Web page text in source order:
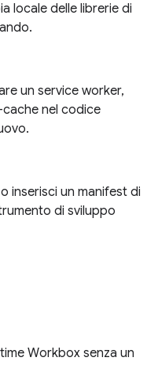
locale delle librerie di
un service worker,
nel codice
inserisci un manifest di
di sviluppo
Workbox senza un